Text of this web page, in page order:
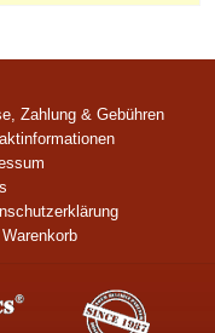
Zahlung & Gebühren